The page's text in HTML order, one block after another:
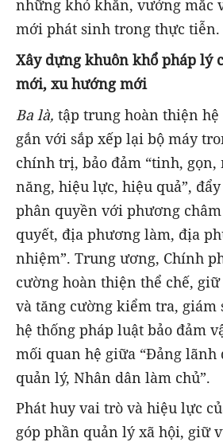
những khó khăn, vướng mắc
mới phát sinh trong thực tiễn.
Xây dựng khuôn khổ pháp lý
mới, xu hướng mới
Ba là, tập trung hoàn thiện
gắn với sắp xếp lại bộ máy
chính trị, bảo đảm “tinh, gọn,
năng, hiệu lực, hiệu quả”,
phân quyền với phương
quyết, địa phương làm, địa
nhiệm”. Trung ương, Chính
cường hoàn thiện thể chế,
và tăng cường kiểm tra, giám
hệ thống pháp luật bảo đảm
mối quan hệ giữa “Đảng lãnh
quản lý, Nhân dân làm chủ”.
Phát huy vai trò và hiệu lực
góp phần quản lý xã hội, giữ